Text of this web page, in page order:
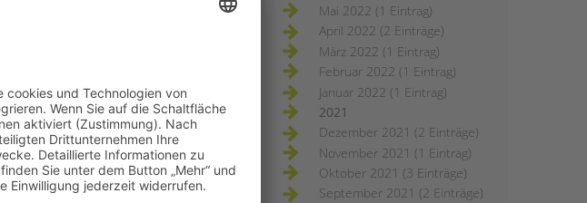
Mai 2022 (1 Eintrag)
April 2022 (2 Einträge)
März 2022 (1 Eintrag)
Februar 2022 (1 Eintrag)
Januar 2022 (1 Eintrag)
2021
Dezember 2021 (2 Einträge)
November 2021 (1 Eintrag)
Oktober 2021 (3 Einträge)
September 2021 (2 Einträge)